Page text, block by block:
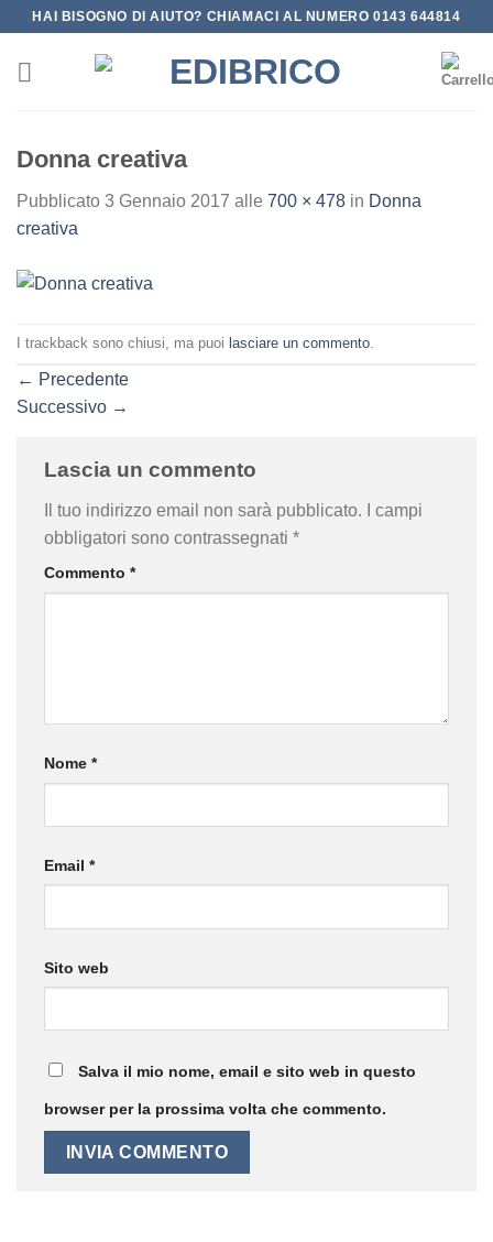
Salta
contenuti
HAI BISOGNO DI AIUTO? CHIAMACI AL NUMERO 0143 644814
Donna creativa
Pubblicato 3 Gennaio 2017 alle 700 × 478 in Donna
creativa
I trackback sono chiusi, ma puoi lasciare un commento
← Precedente
Successivo →
Lascia un commento
Il tuo indirizzo email non sarà pubblicato.
I campi
obbligatori sono contrassegnati *
Commento *
Nome *
Email *
Sito web
Salva il mio nome, email e sito web in questo
browser per la prossima volta che commento.